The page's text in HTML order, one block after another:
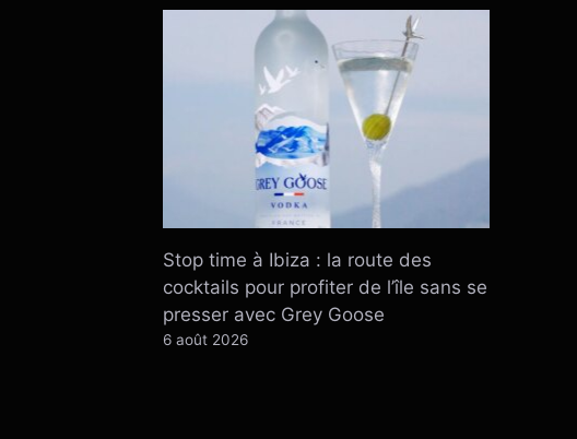
Stop time à Ibiza : la route des
cocktails pour profiter de l’île sans se
presser avec Grey Goose
6 août 2026